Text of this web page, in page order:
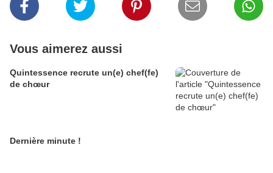
Vous aimerez aussi
Quintessence recrute un(e) chef(fe)
de chœur
Dernière minute !